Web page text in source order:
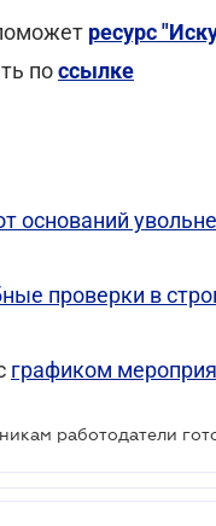
ресурс
поссылке
оснований
проверки в
графиком